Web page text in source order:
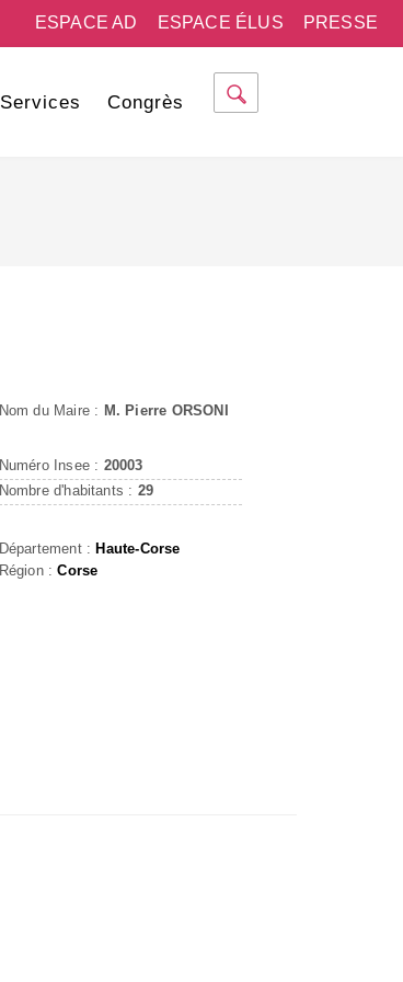
PRESSE
ESPACE ÉLUS
ESPACE AD
Services Congrès
Nom du Maire : M. Pierre ORSONI
Numéro Insee : 20003
Nombre d'habitants : 29
Département : Haute-Corse
Région :Corse